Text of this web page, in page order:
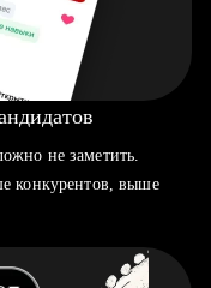
не заметить.
конкурентов, выше